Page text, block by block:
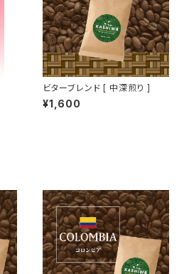
ビターブレンド [ 中深煎り ]
¥1,600